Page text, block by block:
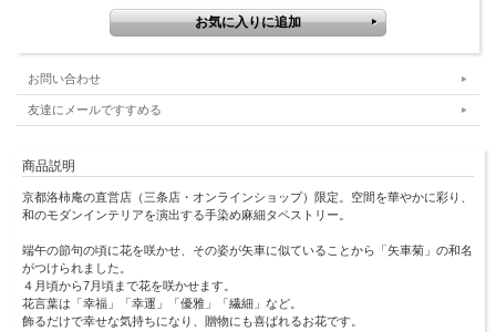
お問い合わせ
友達にメールですすめる
商品説明
京都洛柿庵の直営店（三条店・オンラインショップ）限定。空間を華やかに彩り、
和のモダンインテリアを演出する手染め麻細タペストリー。
端午の節句の頃に花を咲かせ、その姿が矢車に似ていることから「矢車菊」の和名
がつけられました。
４月頃から7月頃まで花を咲かせます。
花言葉は「幸福」「幸運」「優雅」「繊細」など。
飾るだけで幸せな気持ちになり、贈物にも喜ばれるお花です。